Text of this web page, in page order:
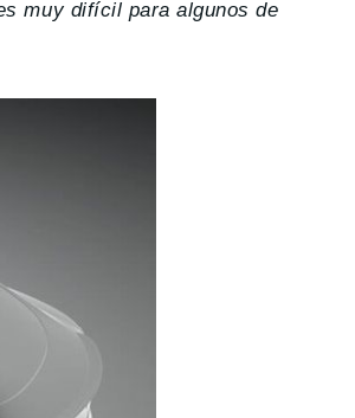
muy difícil para algunos de